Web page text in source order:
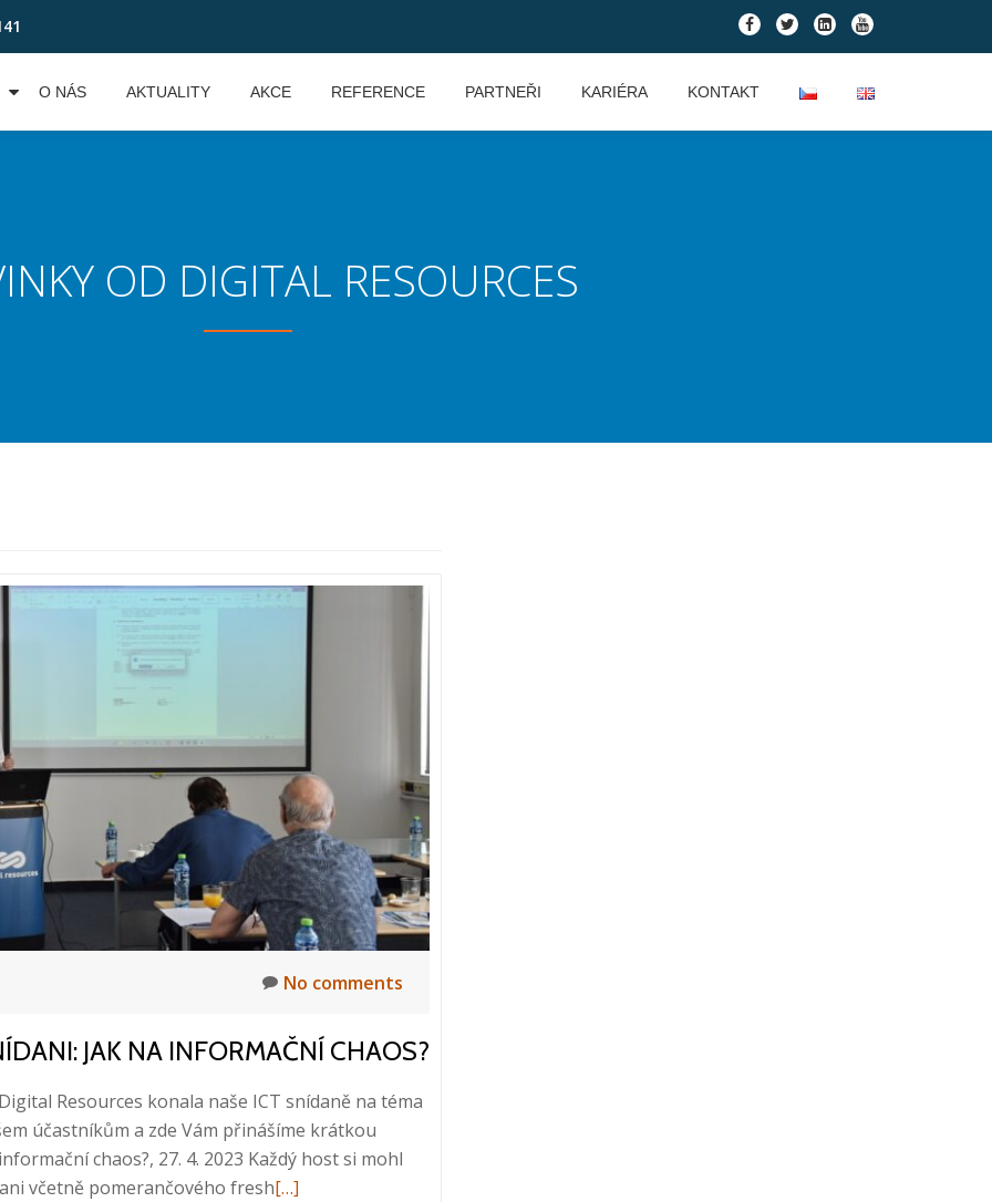
fa-
facebook
fa-
twitter
fa-
linkedin-
square
fa-
youtube
O NÁS AKTUALITY AKCE REFERENCE PARTNEŘI KARIÉRA KONTAKT
OD DIGITAL RESOURCES
No comments
JAK NA INFORMAČNÍ CHAOS?
Resources konala naše ICT snídaně na téma
účastníkům a zde Vám přinášíme krátkou
chaos?, 27. 4. 2023 Každý host si mohl
včetně pomerančového freshRead
[…]